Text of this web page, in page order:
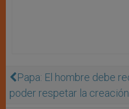
Papa: El hombre debe
poder respetar la creación